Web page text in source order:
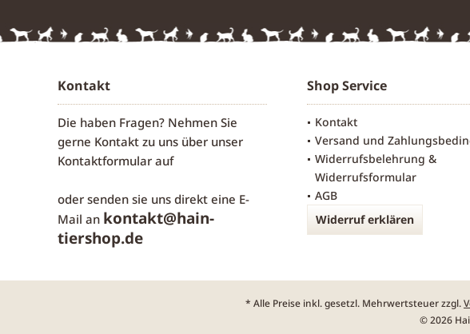
Kontakt
Die haben Fragen? Nehmen Sie
gerne Kontakt zu uns über unser
Kontaktformular auf
oder senden sie uns direkt eine E-
Mail an kontakt@hain-
tiershop.de
Shop Service
Kontakt
Versand und
Widerrufsbelehrung &
Widerrufsformular
AGB
Widerruf erklären
* Alle Preise inkl. gesetzl. Mehrwertsteuer zzgl.
© 2026